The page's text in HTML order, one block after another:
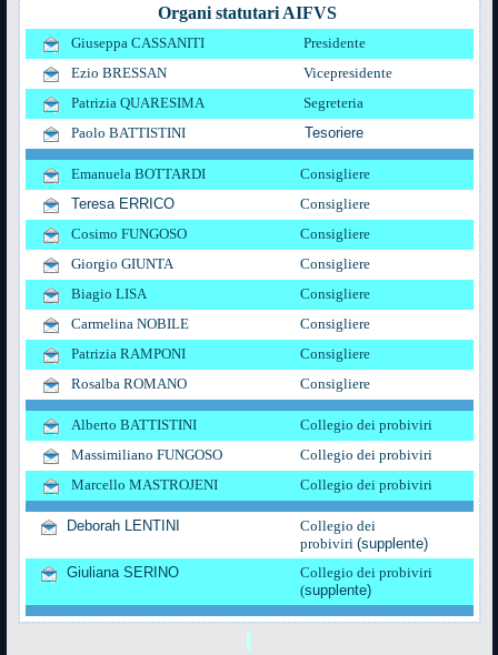
Organi statutari AIFVS
Giuseppa CASSANITI
Presidente
Ezio BRESSAN
Vicepresidente
Patrizia QUARESIMA
Segreteria
Paolo BATTISTINI
Tesoriere
Emanuela BOTTARDI
Consigliere
Teresa ERRICO
Consigliere
Cosimo FUNGOSO
Consigliere
Giorgio GIUNTA
Consigliere
Biagio LISA
Consigliere
Carmelina NOBILE
Consigliere
Patrizia RAMPONI
Consigliere
Rosalba ROMANO
Consigliere
Alberto BATTISTINI
Collegio dei probiviri
Massimiliano FUNGOSO
Collegio dei probiviri
Marcello MASTROJENI
Collegio dei probiviri
Deborah LENTINI
Collegio dei
probiviri (supplente)
Giuliana SERINO
Collegio dei probiviri
(supplente)